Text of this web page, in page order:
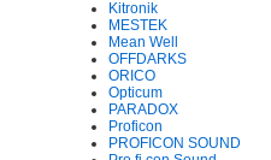
Kitronik
MESTEK
Mean Well
OFFDARKS
ORICO
Opticum
PARADOX
Proficon
PROFICON SOUND